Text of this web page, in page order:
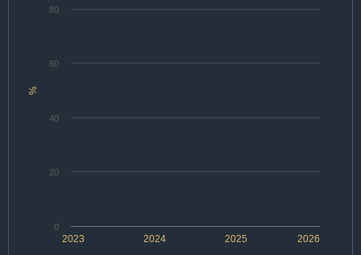
%
2024 2026
2023 2025
0
20
40
60
80